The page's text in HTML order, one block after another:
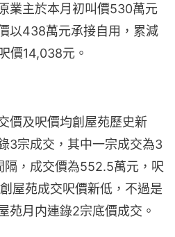
業主於本月初叫價530萬元
以438萬元承接自用，累減
價14,038元。
價及呎價均創屋苑歷史新
3宗成交，其中一宗成交為3
隔，成交價為552.5萬元，呎
屋苑成交呎價新低，不過是
苑月内連錄2宗底價成交。